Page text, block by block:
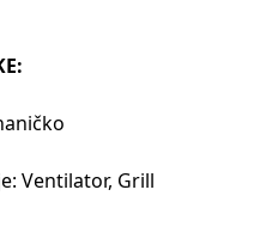
Ventilator, Grill